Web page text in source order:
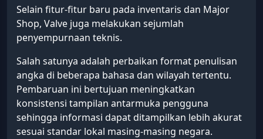
Selain fitur-fitur baru pada inventaris dan Major
Shop, Valve juga melakukan sejumlah
penyempurnaan teknis.
Salah satunya adalah perbaikan format penulisan
angka di beberapa bahasa dan wilayah tertentu.
Pembaruan ini bertujuan meningkatkan
konsistensi tampilan antarmuka pengguna
sehingga informasi dapat ditampilkan lebih akurat
sesuai standar lokal masing-masing negara.